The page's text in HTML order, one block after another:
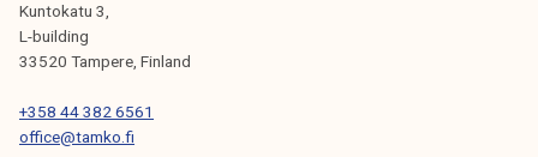
1
3
6
.
Kuntokatu 3,
L-building
33520 Tampere, Finland
+358 44 382 6561
office@tamko.fi